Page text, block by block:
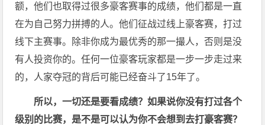
额，他们也取得过很多豪客赛事的成绩，他们都是一直
在为自己努力拼搏的人。他们征战过线上豪客赛，打过
线下主赛事。除非你成为最优秀的那一撮人，否则是没
有人投资你的。任何一位豪客玩家都是一步一步走过来
的，人家夺冠的背后可能已经奋斗了15年了。
所以，一切还是要看成绩？如果说你没有打过各个
级别的比赛，是不是可以认为你不会想到去打豪客赛？